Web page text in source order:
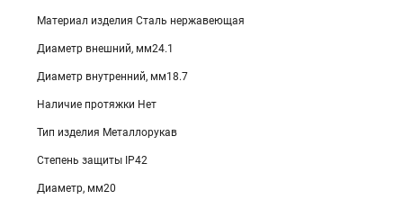
Материал изделия Сталь нержавеющая
Диаметр внешний, мм24.1
Диаметр внутренний, мм18.7
Наличие протяжки Нет
Тип изделия Металлорукав
Степень защиты IP42
Диаметр, мм20